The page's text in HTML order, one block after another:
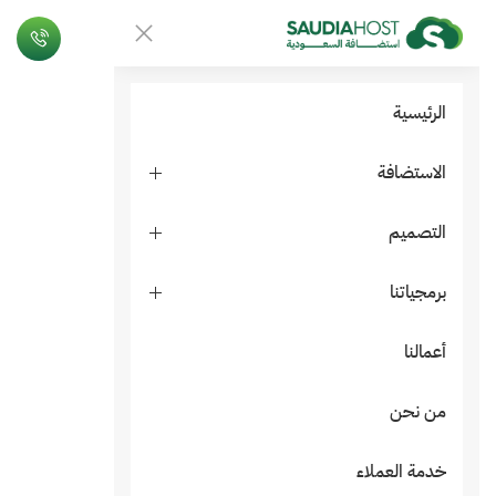
الرئيسية
الاستضافة
التصميم
برمجياتنا
أعمالنا
من نحن
خدمة العملاء